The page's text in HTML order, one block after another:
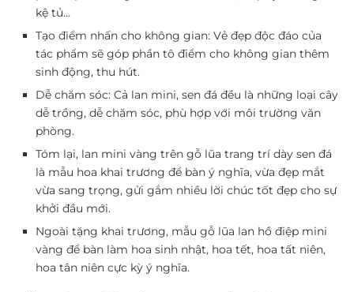
kệ tủ…
Tạo điểm nhấn cho không gian: Vẻ đẹp độc đáo của
tác phẩm sẽ góp phần tô điểm cho không gian thêm
sinh động, thu hút.
Dễ chăm sóc: Cả lan mini, sen đá đều là những loại cây
dễ trồng, dễ chăm sóc, phù hợp với môi trường văn
phòng.
Tóm lại, lan mini vàng trên gỗ lũa trang trí dày sen đá
là mẫu hoa khai trương để bàn ý nghĩa, vừa đẹp mắt
vừa sang trọng, gửi gắm nhiều lời chúc tốt đẹp cho sự
khởi đầu mới.
Ngoài tặng khai trương, mẫu gỗ lũa lan hồ điệp mini
vàng để bàn làm hoa sinh nhật, hoa tết, hoa tất niên,
hoa tân niên cực kỳ ý nghĩa.